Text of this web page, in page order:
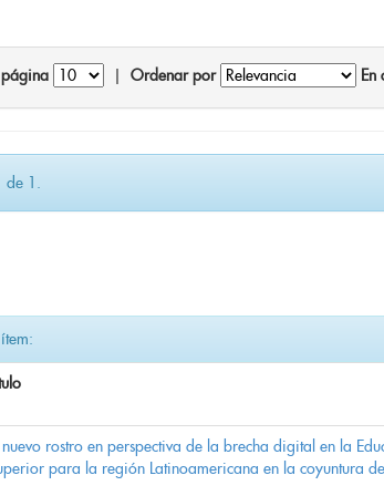
página Ordenar por
de 1.
nuevo rostro en perspectiva de la brecha digital en la
para la región Latinoamericana en la coyuntura